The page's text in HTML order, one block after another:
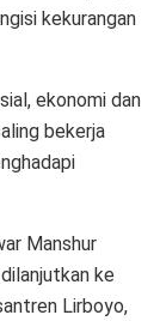
kekurangan
ekonomi dan
bekerja
Manshur
ke
Lirboyo,